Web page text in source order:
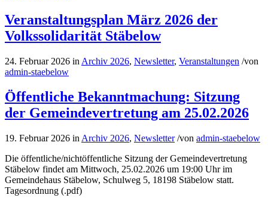
Veranstaltungsplan März 2026 der
Volkssolidarität Stäbelow
24. Februar 2026 in Archiv 2026, Newsletter, Veranstaltungen /von
admin-staebelow
Öffentliche Bekanntmachung: Sitzung
der Gemeindevertretung am 25.02.2026
19. Februar 2026 in Archiv 2026, Newsletter /von admin-staebelow
Die öffentliche/nichtöffentliche Sitzung der Gemeindevertretung
Stäbelow findet am Mittwoch, 25.02.2026 um 19:00 Uhr im
Gemeindehaus Stäbelow, Schulweg 5, 18198 Stäbelow statt.
Tagesordnung (.pdf)